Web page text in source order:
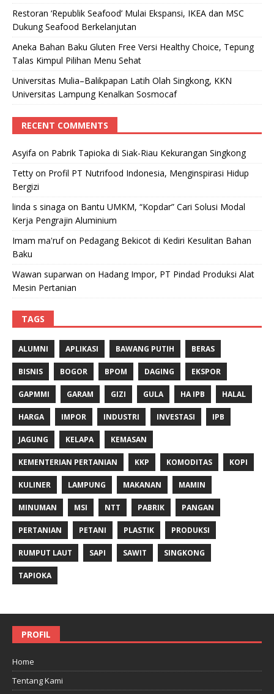
Restoran ‘Republik Seafood’ Mulai Ekspansi, IKEA dan MSC
Dukung Seafood Berkelanjutan
Aneka Bahan Baku Gluten Free Versi Healthy Choice, Tepung
Talas Kimpul Pilihan Menu Sehat
Universitas Mulia–Balikpapan Latih Olah Singkong, KKN
Universitas Lampung Kenalkan Sosmocaf
RECENT COMMENTS
Asyifa on Pabrik Tapioka di Siak-Riau Kekurangan Singkong
Tetty on Profil PT Nutrifood Indonesia, Menginspirasi Hidup
Bergizi
linda s sinaga on Bantu UMKM, “Kopdar” Cari Solusi Modal
Kerja Pengrajin Aluminium
Imam ma'rufon Pedagang Bekicot di Kediri Kesulitan Bahan
Baku
Wawan suparwan on Hadang Impor, PT Pindad Produksi Alat
Mesin Pertanian
TAGS
ALUMNI APLIKASI BAWANG PUTIH BERAS
BISNIS BOGOR BPOM DAGING EKSPOR
GAPMMI GARAM GIZI GULA HA IPB HALAL
HARGA IMPOR INDUSTRI INVESTASI IPB
JAGUNG KELAPA KEMASAN
KEMENTERIAN PERTANIAN KKP KOMODITAS KOPI
KULINER LAMPUNG MAKANAN MAMIN
MINUMAN MSI NTT PABRIK PANGAN
PERTANIAN PETANI PLASTIK PRODUKSI
RUMPUT LAUT SAPI SAWIT SINGKONG
TAPIOKA
PROFIL
Home
Tentang Kami